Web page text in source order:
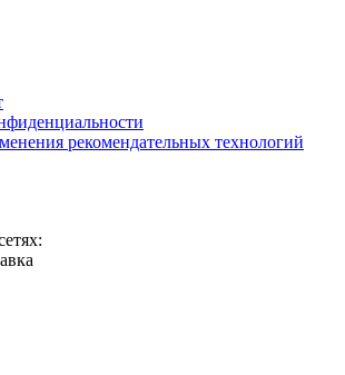
рекомендательных технологий